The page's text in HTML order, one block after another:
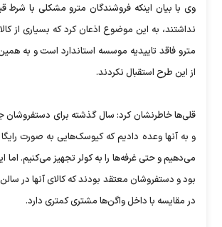
وی با بیان اینکه فروشندگان مترو مشکلی با شرط
نداشتند، به این موضوع اذعان کرد که بسیاری از
مترو فاقد تاییدیه موسسه استاندارد است و به
از این طرح استقبال نکردند.
قلی‌ها خاطرنشان کرد: سال گذشته برای دستفروشان
و به آنها وعده دادیم که کیوسک‌هایی به صورت
می‌دهیم و حتی غرفه‌ها را به کولر تجهیز می‌کنیم. اما
بود و دستفروشان معتقد بودند که کالای آنها در
در مقایسه با داخل واگن‌ها مشتری کمتری دارد.